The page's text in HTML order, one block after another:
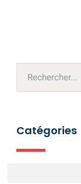
Catégories